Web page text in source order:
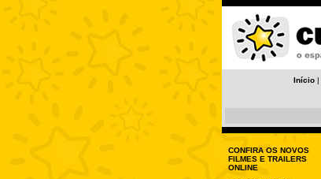
Início |
CONFIRA OS NOVOS
FILMES E TRAILERS
ONLINE